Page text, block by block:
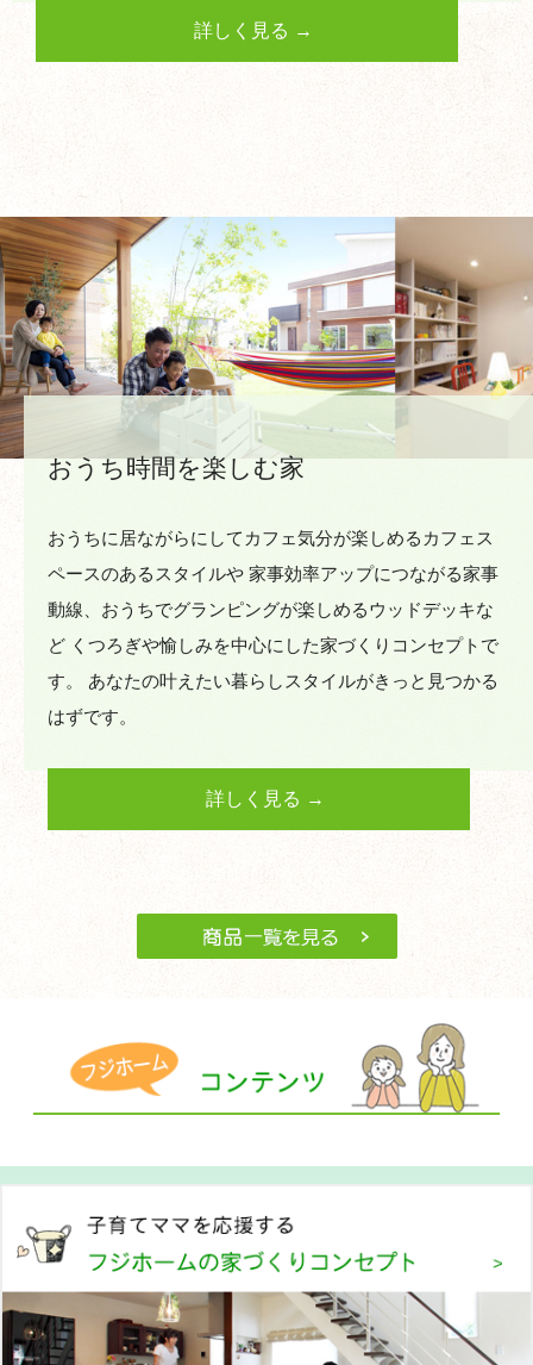
詳しく見る →
おうち時間を楽しむ家
おうちに居ながらにしてカフェ気分が楽しめるカフェス
ペースのあるスタイルや 家事効率アップにつながる家事
動線、おうちでグランピングが楽しめるウッドデッキな
ど くつろぎや愉しみを中心にした家づくりコンセプトで
す。 あなたの叶えたい暮らしスタイルがきっと見つかる
はずです。
詳しく見る →